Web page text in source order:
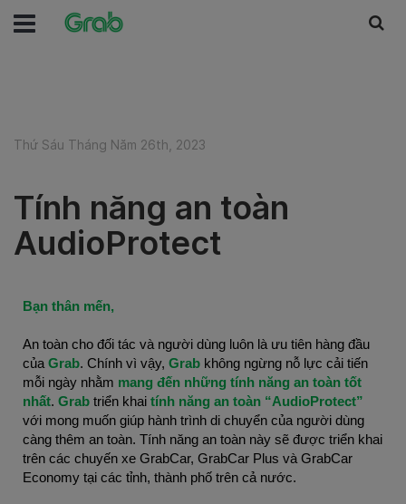
Thứ Sáu Tháng Năm 26th, 2023
Tính năng an toàn
AudioProtect
Bạn thân mến,
An toàn cho đối tác và người dùng luôn là ưu tiên hàng đầu
của Grab. Chính vì vậy, Grab không ngừng nỗ lực cải tiến
mỗi ngày nhằm mang đến những tính năng an toàn tốt
nhất. Grab triển khai tính năng an toàn “AudioProtect”
với mong muốn giúp hành trình di chuyển của người dùng
càng thêm an toàn. Tính năng an toàn này sẽ được triển khai
trên các chuyến xe GrabCar, GrabCar Plus và GrabCar
Economy tại các tỉnh, thành phố trên cả nước.